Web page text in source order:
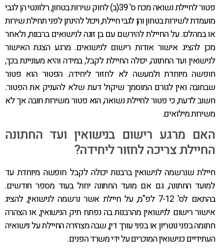
פטור לחיילת נשואה מכח ס' 39(ב) לחוק שירות בטחון, רלוונטי הן לגבי
מועמדת לשירות בטחון והן לגבי חיילת, ויכול להינתן לפני תחילת שירות
או במהלכו. על החיילת להירשם עם בן זוגה לנישואים ברבנות, ולאחר
מכן להציג אישור אודות רישום לנישואים. מרגע הצגת האישור
לנישואין ועד החתונה, יכולה החיילת לקבל, במידה והיא מעוניינת בכך,
חופשה מיוחדת ולמעשה לא לחזור ליחידה. הפטור הוא פטור
שבחובה ואין לגורם המוסמך שיקול דעת שלא להעניק את הפטור.
חשוב לדעת, כי פטור לחיילת נשואה, הוא פטור משירות חובה אך לא
משירות מילואים.
האם מרגע רישום בנישואין ועד החתונה
החיילת צריכה לחזור ליחידה?
חיילת שנרשמה לנישואין ברבנות יכולה לקבל חופשה מיוחדת עד
למועד החתונה, גם אם מועד החתונה יחול בעוד מספר חודשים.
בהתאם לס' 7-12 לפ"מ, על חיילת אשר נרשמה לנישואין, להציג
אישור רישום לנישואין מהרבנות בה נפתח תיק הנישואין, או הצהרה
חתומה בפני נוטריון או בפני עורך דין, שבה מצהירה החיילת על נישואיה
העתידיים כנישואין המוכרים על ידי משרד הפנים.